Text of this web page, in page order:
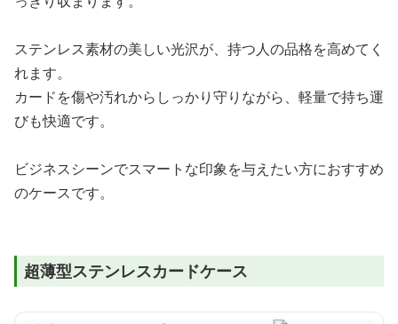
ステンレス素材の美しい光沢が、持つ人の品格を高めてく
れます。
カードを傷や汚れからしっかり守りながら、軽量で持ち運
びも快適です。
ビジネスシーンでスマートな印象を与えたい方におすすめ
のケースです。
超薄型ステンレスカードケース